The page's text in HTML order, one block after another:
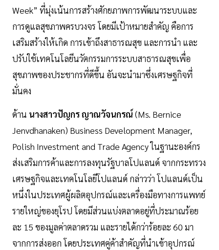
Week” ที่มุ่งเน้นการสร้างศักยภาพการพัฒนาระบบและ
การดูแลสุขภาพครบวงจร โดยมีเป้าหมายสำคัญ คือการ
เสริมสร้างให้เกิด การเข้าถึงสาธารณสุข และการนำ และ
ปรับใช้เทคโนโลยีนวัตกรรมการระบบสาธารณสุขเพื่อ
สุขภาพของประชากรที่ดีขึ้น อันจะนำมาซึ่งเศรษฐกิจที่
มั่นคง
ด้าน นางสาวปัญกร ญาณวัจนกรณ์ (Ms. Bernice
Jenvdhanaken) Business Development Manager,
Polish Investment and Trade Agency ในฐานะองค์กร
ส่งเสริมการค้าและการลงทุนรัฐบาลโปแลนด์ จากกระทรวง
เศรษฐกิจและเทคโนโลยีโปแลนด์ กล่าวว่า โปแลนด์เป็น
หนึ่งในประเทศผู้ผลิตอุปกรณ์และเครื่องมือทางการแพทย์
รายใหญ่ของยุโรป โดยมีส่วนแบ่งตลาดอยู่ที่ประมาณร้อย
ละ 15 ของมูลค่าตลาดรวม และรายได้กว่าร้อยละ 60 มา
จากการส่งออก โดยประเทศคู่ค้าสำคัญที่นำเข้าอุปกรณ์